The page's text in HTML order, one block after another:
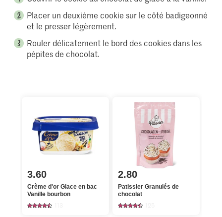
Placer un deuxième cookie sur le côté badigeonné
et le presser légèrement.
Rouler délicatement le bord des cookies dans les
pépites de chocolat.
3.60
Crème d'or Glace en bac
Vanille bourbon
2.80
Patissier Granulés de
chocolat